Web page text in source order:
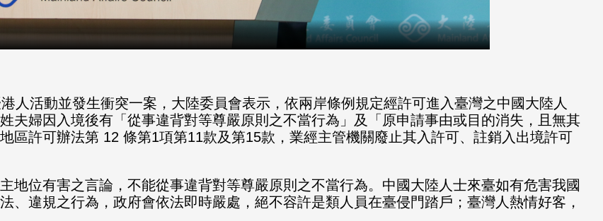
人活動並發生衝突一案，大陸委員會表示， 依兩岸條例規定經許可進入臺灣之中國大陸人
夫婦因入境後有「 從事違背對等尊嚴原則之不當行為」及「原申請事由或目的消失， 且無其
區許可辦法第 12 條第1項第11款及第15款，業經主管機關廢止其入許可、 註銷入出境許可
地位有害之言論， 不能從事違背對等尊嚴原則之不當行為。 中國大陸人士來臺如有危害我國
、違規之行為， 政府會依法即時嚴處，絕不容許是類人員在臺侵門踏戶；臺灣人熱情好客，